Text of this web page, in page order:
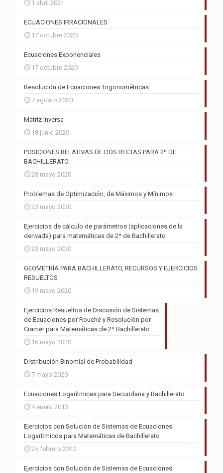
1 abril 2021
ECUACIONES IRRACIONALES
17 octubre 2020
Ecuaciones Exponenciales
17 octubre 2020
Resolución de Ecuaciones Trigonométricas
7 agosto 2020
Matriz Inversa
18 junio 2020
POSICIONES RELATIVAS DE DOS RECTAS PARA 2º DE
BACHILLERATO.
28 mayo 2020
Problemas de Optimización, de Máximos y Mínimos
23 mayo 2020
Ejercicios de cálculo de parámetros (aplicaciones de la
derivada) para matemáticas de 2º de Bachillerato
23 mayo 2020
GEOMETRÍA PARA BACHILLERATO, RECURSOS Y EJERCICIOS
RESUELTOS
19 mayo 2020
Ejercicios Resueltos de Discusión de Sistemas
de Ecuaciones por Rouché y Resolución por
Cramer para Matemáticas de 2º Bachillerato
16 mayo 2020
Distribución Binomial de Probabilidad
7 mayo 2020
Ecuaciones Logarítmicas para Secundaria y Bachillerato
4 enero 2013
Ejercicios con Solución de Sistemas de Ecuaciones
Logarítmicos para Matemáticas de Bachillerato
25 febrero 2012
Ejercicios con Solución de Sistemas de Ecuaciones